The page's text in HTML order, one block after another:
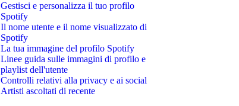
Gestisci e personalizza il tuo profilo
Spotify
Il nome utente e il nome visualizzato di
Spotify
La tua immagine del profilo Spotify
Linee guida sulle immagini di profilo e
playlist dell'utente
Controlli relativi alla privacy e ai social
Artisti ascoltati di recente